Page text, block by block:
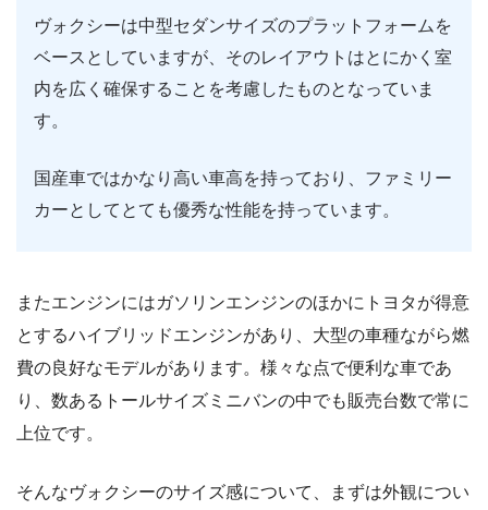
ヴォクシーは中型セダンサイズのプラットフォームを
ベースとしていますが、そのレイアウトはとにかく室
内を広く確保することを考慮したものとなっていま
す。
国産車ではかなり高い車高を持っており、ファミリー
カーとしてとても優秀な性能を持っています。
またエンジンにはガソリンエンジンのほかにトヨタが得意
とするハイブリッドエンジンがあり、大型の車種ながら燃
費の良好なモデルがあります。様々な点で便利な車であ
り、数あるトールサイズミニバンの中でも販売台数で常に
上位です。
そんなヴォクシーのサイズ感について、まずは外観につい